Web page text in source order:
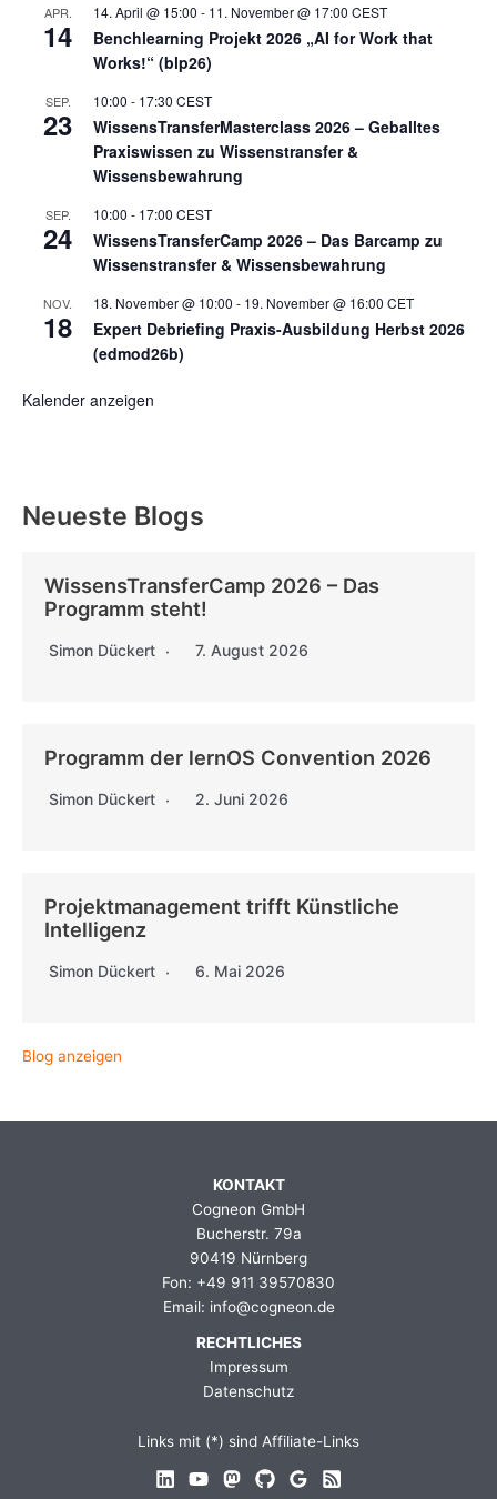
APR.
14
14. April @ 15:00 - 11. November @ 17:00 CEST
Benchlearning Projekt 2026 „AI for Work that
Works!“ (blp26)
SEP.
23
10:00 - 17:30 CEST
WissensTransferMasterclass 2026 – Geballtes
Praxiswissen zu Wissenstransfer &
Wissensbewahrung
SEP.
24
10:00 - 17:00 CEST
WissensTransferCamp 2026 – Das Barcamp zu
Wissenstransfer & Wissensbewahrung
NOV.
18
18. November @ 10:00 - 19. November @ 16:00 CET
Expert Debriefing Praxis-Ausbildung Herbst 2026
(edmod26b)
Kalender anzeigen
Neueste Blogs
WissensTransferCamp 2026 – Das
Programm steht!
Simon Dückert 7. August 2026
Programm der lernOS Convention 2026
Simon Dückert 2. Juni 2026
Projektmanagement trifft Künstliche
Intelligenz
Simon Dückert 6. Mai 2026
Blog anzeigen
KONTAKT
Cogneon GmbH
Bucherstr. 79a
90419 Nürnberg
Fon: +49 911 39570830
Email: info@cogneon.de
RECHTLICHES
Impressum
Datenschutz
Links mit (*) sind Affiliate-Links